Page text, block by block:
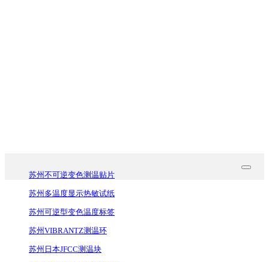
苏州不可逆变色测温贴片
苏州多温度显示热敏试纸
苏州可逆型变色温度标签
苏州VIBRANTZ测温环
苏州日本JFCC测温块